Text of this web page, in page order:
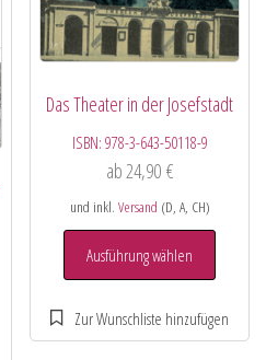
Das Theater in der Josefstadt
ISBN: 978-3-643-50118-9
ab24,90 €
und inkl. Versand (D, A, CH)
Ausführung wählen